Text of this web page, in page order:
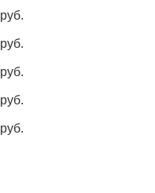
руб.
руб.
руб.
руб.
руб.